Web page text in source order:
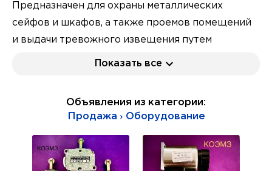
Предназначен для охраны металлических
сейфов и шкафов, а также проемов помещений
и выдачи тревожного извещения путем
размыкания выходных контактов при
Работает совместно с пультами
приборами приемно-контрольными (ППК),
реагирующими на размыкание выходных
Показать все
Объявления из категории:
Продажа › Оборудование